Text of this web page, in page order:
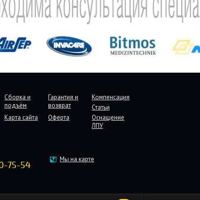
Сборка и
подъём
Гарантия и
возврат
Компенсация
Статьи
Карта сайта Оферта
Оснащение
ЛПУ
75-54
Мы на карте